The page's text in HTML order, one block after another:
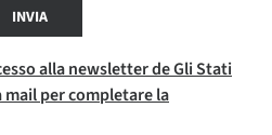
INVIA
alla newsletter de Gli Stati
per completare la